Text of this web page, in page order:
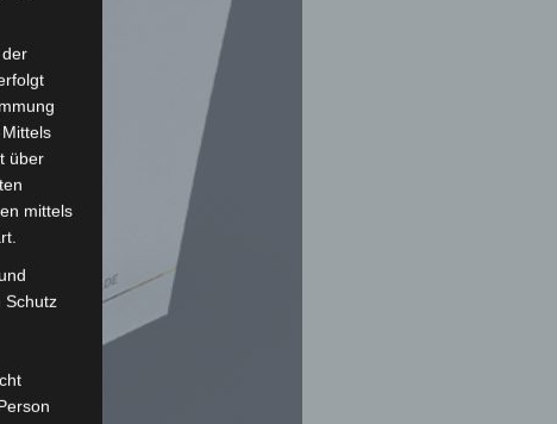
über
mittels
Schutz